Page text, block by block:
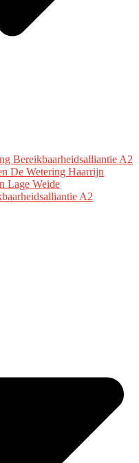
Bereikbaarheidsalliantie A2
De Wetering Haarrijn
Lage Weide
A2